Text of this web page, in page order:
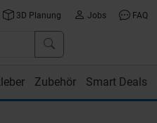
3D Planung Jobs FAQ
Zubehör Smart Deals